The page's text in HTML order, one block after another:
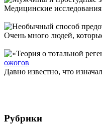
Медицинские
Очень много людей,
ожогов
Давно известно, что
Рубрики